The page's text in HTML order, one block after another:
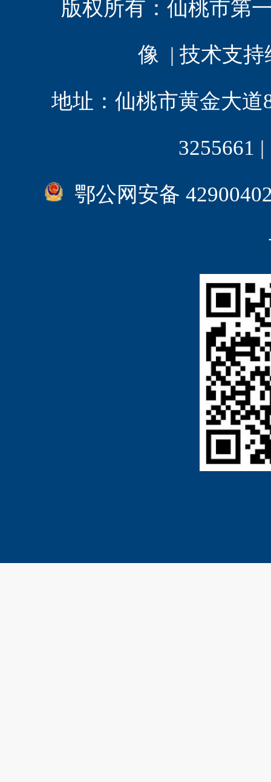
版权所有： 仙桃市第
像 | 技术支持
地址：仙桃市黄金大道
3255661
鄂公网安备